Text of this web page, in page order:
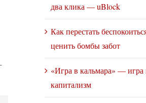
два клика — uBlock
Как перестать
ценить бомбы забот
«Игра в кальмара» — игра
капитализм